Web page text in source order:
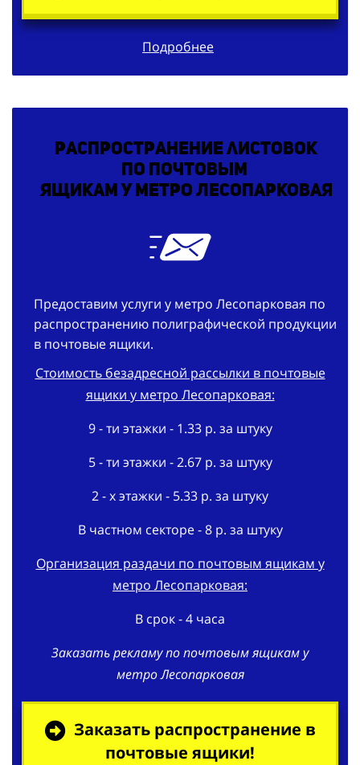
Подробнее
Распространение листовок
по почтовым
ящикам у метро Лесопарковая
Предоставим услуги у метро Лесопарковая по
распространению полиграфической продукции
в почтовые ящики.
Стоимость безадресной рассылки в почтовые
ящики у метро Лесопарковая:
9 - ти этажки - 1.33 р. за штуку
5 - ти этажки - 2.67 р. за штуку
2 - х этажки - 5.33 р. за штуку
В частном секторе - 8 р. за штуку
Организация раздачи по почтовым ящикам у
метро Лесопарковая:
В срок - 4 часа
Заказать рекламу по почтовым ящикам у
метро Лесопарковая
Заказать распространение в
почтовые ящики!